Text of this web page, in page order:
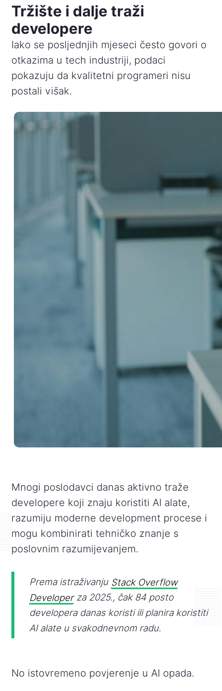
Tržište i dalje traži
developere
Iako se posljednjih mjeseci često govori o
otkazima u tech industriji, podaci
pokazuju da kvalitetni programeri nisu
postali višak.
Mnogi poslodavci danas aktivno traže
developere koji znaju koristiti AI alate,
razumiju moderne development procese i
mogu kombinirati tehničko znanje s
poslovnim razumijevanjem.
Prema istraživanju Stack Overflow
Developerza 2025., čak 84 posto
developera danas koristi ili planira koristiti
AI alate u svakodnevnom radu.
No istovremeno povjerenje u AI opada.